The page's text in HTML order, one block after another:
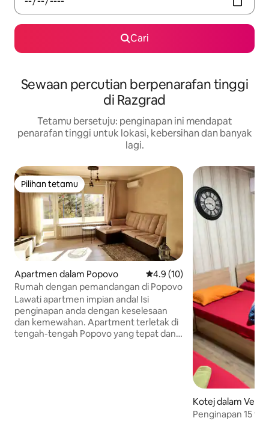
Cari
Sewaan percutian berpenarafan tinggi
di Razgrad
Tetamu bersetuju: penginapan ini mendapat
penarafan tinggi untuk lokasi, kebersihan dan banyak
lagi.
Pilihan tetamu
Pilihan tetamu
Apartmen dalam Popovo Penarafan purata 4.9
4.9 (10)
Rumah dengan pemandangan di Popovo
Lawati apartmen impian anda! Isi
penginapan anda dengan keselesaan
dan kemewahan. Apartment terletak di
tengah-tengah Popovo yang tepat dan
Kotej dalam
Penginapan 15